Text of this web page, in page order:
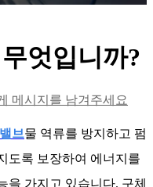
엇입니까?
메시지를 남겨주세요
브물 역류를 방지하고 펌
도록 보장하여 에너지를
을 가지고 있습니다. 구체